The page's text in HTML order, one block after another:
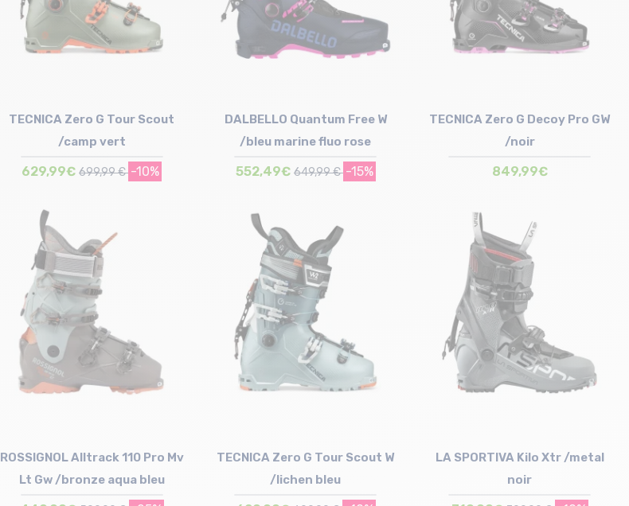
Taille en stock
27.5 cm
TECNICA Zero G Tour Scout
/camp vert
629,99€ 699,99 € -10%
23/23.5 cm | 24/24.5 cm
25/25.5 cm
DALBELLO Quantum Free W
/bleu marine fluo rose
552,49€ 649,99 € -15%
Taille en stock
24.5 cm | 28.5 cm
TECNICA Zero G Decoy Pro GW
/noir
849,99€
ROSSIGNOL Alltrack 110 Pro Mv
Lt Gw /bronze aqua bleu
TECNICA Zero G Tour Scout W
/lichen bleu
LA SPORTIVA Kilo Xtr /metal
noir